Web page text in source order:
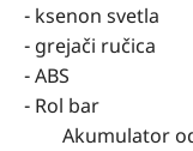
- ksenon svetla
- grejači ručica
- ABS
- Rol bar
Akumulator